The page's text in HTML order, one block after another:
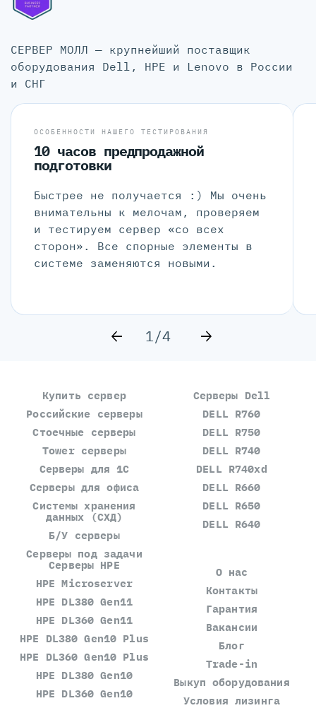
СЕРВЕР МОЛЛ — крупнейший поставщик
оборудования Dell, HPE и Lenovo в России
и СНГ
ОСОБЕННОСТИ НАШЕГО ТЕСТИРОВАНИЯ
10 часов предпродажной
подготовки
Быстрее не получается :) Мы очень
внимательны к мелочам, проверяем
и тестируем сервер «со всех
сторон». Все спорные элементы в
системе заменяются новыми.
1/4
Купить сервер
Российские серверы
Стоечные серверы
Tower серверы
Серверы для 1С
Серверы для офиса
Системы хранения
данных (СХД)
Б/У серверы
Серверы под задачи
Серверы Dell
DELL R760
DELL R750
DELL R740
DELL R740xd
DELL R660
DELL R650
DELL R640
Серверы HPE
HPE Microserver
HPE DL380 Gen11
HPE DL360 Gen11
HPE DL380 Gen10 Plus
HPE DL360 Gen10 Plus
HPE DL380 Gen10
HPE DL360 Gen10
О нас
Контакты
Гарантия
Вакансии
Блог
Trade-in
Выкуп оборудования
Условия лизинга